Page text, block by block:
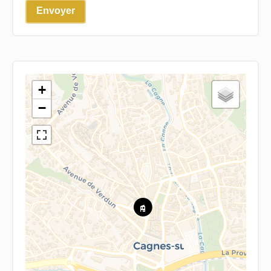
Envoyer
+
−